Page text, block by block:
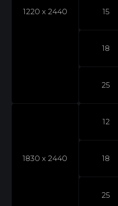
1220 x 2440 15
18
25
1830 x 2440
12
18
25